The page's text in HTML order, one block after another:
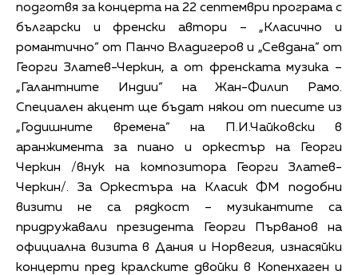
подготвя за концерта на 22 септември програма с
български и френски автори – „Класично и
романтично” от Панчо Владигеров и „Севдана” от
Георги Златев-Черкин, а от френската музика –
„Галантните Индии” на Жан-Филип Рамо.
Специален акцент ще бъдат някои от пиесите из
„Годишните времена” на П.И.Чайковски в
аранжимента за пиано и оркестър на Георги
Черкин /внук на композитора Георги Златев-
Черкин/. За Оркестъра на Класик ФМ подобни
визити не са рядкост – музикантите са
придружавали президента Георги Първанов на
официална визита в Дания и Норвегия, изнасяйки
концерти пред кралските двойки в Копенхаген и